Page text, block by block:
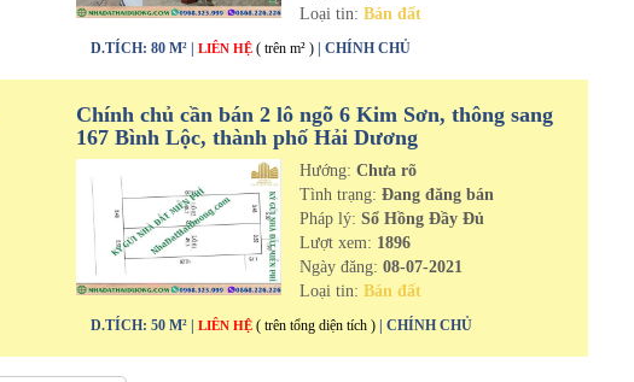
Loại tin:Bán đất
D.TÍCH: 80 M² | LIÊN HỆ ( trên m² ) | CHÍNH CHỦ
Chính chủ cần bán 2 lô ngõ 6 Kim Sơn, thông sang
167 Bình Lộc, thành phố Hải Dương
Hướng:Chưa rõ
Tình trạng:Đang đăng bán
Pháp lý: Sổ Hồng Đầy Đủ
Lượt xem: 1896
Ngày đăng:08-07-2021
Loại tin:Bán đất
D.TÍCH: 50 M² | LIÊN HỆ ( trên tổng diện tích ) | CHÍNH CHỦ